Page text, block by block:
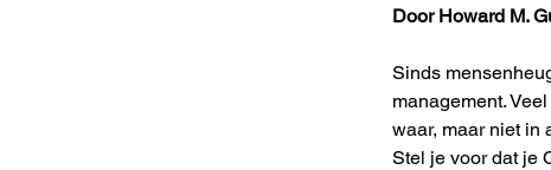
Door Howard M.
Sinds
management.
waar, maar niet in
Stel je voor dat je